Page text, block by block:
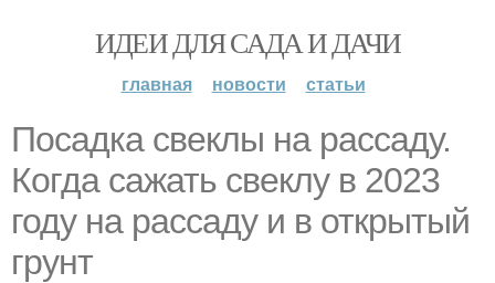
ИДЕИ ДЛЯ САДА И ДАЧИ
главная новости статьи
Посадка свеклы на рассаду.
Когда сажать свеклу в 2023
году на рассаду и в открытый
грунт